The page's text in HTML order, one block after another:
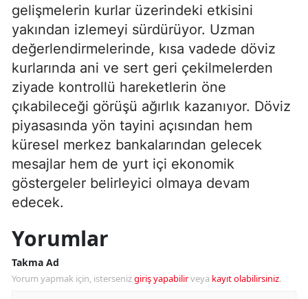
gelişmelerin kurlar üzerindeki etkisini
yakından izlemeyi sürdürüyor. Uzman
değerlendirmelerinde, kısa vadede döviz
kurlarında ani ve sert geri çekilmelerden
ziyade kontrollü hareketlerin öne
çıkabileceği görüşü ağırlık kazanıyor. Döviz
piyasasında yön tayini açısından hem
küresel merkez bankalarından gelecek
mesajlar hem de yurt içi ekonomik
göstergeler belirleyici olmaya devam
edecek.
Yorumlar
Takma Ad
Yorum yapmak için, istersenizgiriş yapabilirveya kayıt olabilirsiniz.